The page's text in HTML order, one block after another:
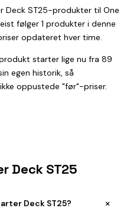
Deck ST25-produkter til One
følger 1 produkter i denne
opdateret hver time.
starter lige nu fra 89
egen historik, så
oppustede "før"-priser.
Deck ST25
Deck ST25? +